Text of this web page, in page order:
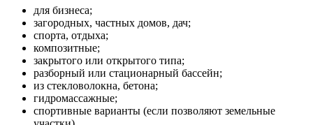
для бизнеса;
загородных, частных домов, дач;
спорта, отдыха;
композитные;
закрытого или открытого типа;
разборный или стационарный бассейн;
из стекловолокна, бетона;
гидромассажные;
спортивные варианты (если позволяют земельные